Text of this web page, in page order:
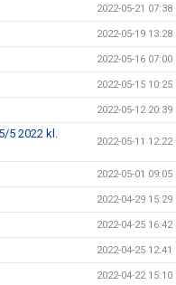
2022-05-21 07:38
2022-05-19 13:28
2022-05-16 07:00
2022-05-15 10:25
2022-05-12 20:39
5 2022 kl.
2022-05-11 12:22
2022-05-01 09:05
2022-04-29 15:29
2022-04-25 16:42
2022-04-25 12:41
2022-04-22 15:10